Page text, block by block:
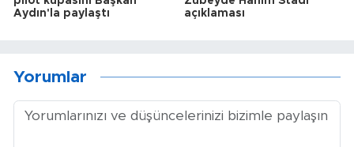
Aydın'la paylaştı
açıklaması
Yorumlar